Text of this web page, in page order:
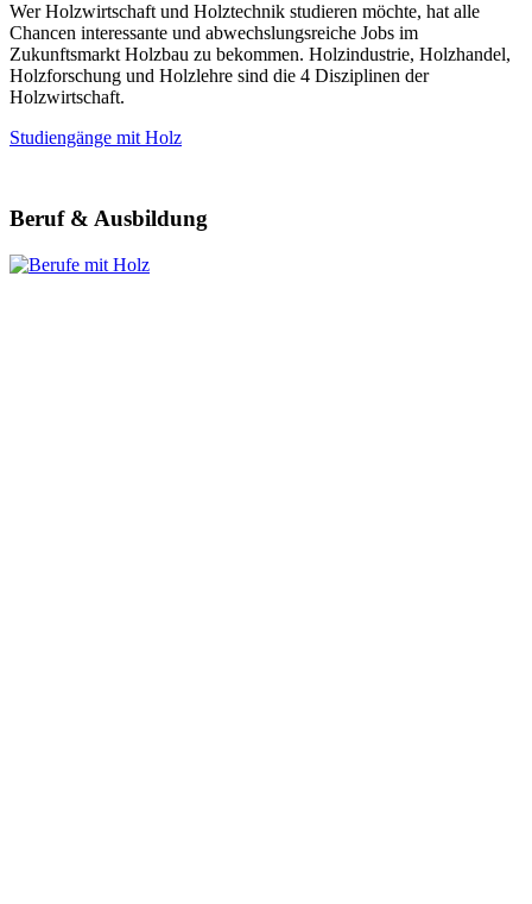
Wer Holzwirtschaft und Holztechnik studieren möchte, hat alle
Chancen interessante und abwechslungsreiche Jobs im
Zukunftsmarkt Holzbau zu bekommen. Holzindustrie, Holzhandel,
Holzforschung und Holzlehre sind die 4 Disziplinen der
Holzwirtschaft.
Studiengänge mit Holz
Beruf & Ausbildung